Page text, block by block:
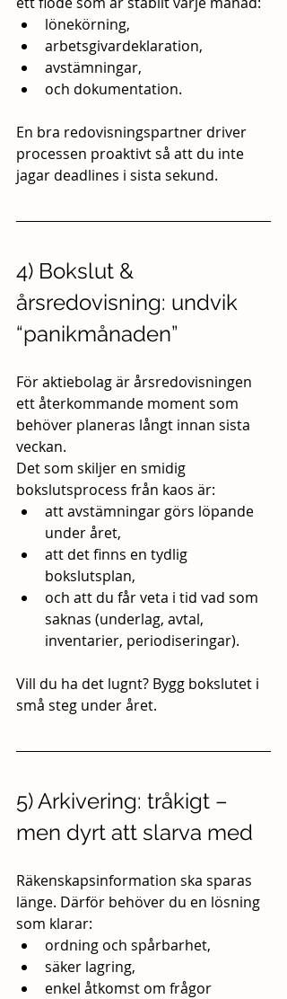
lönekörning,
arbetsgivardeklaration,
avstämningar,
och dokumentation.
En bra redovisningspartner driver
processen proaktivt så att du inte
jagar deadlines i sista sekund.
4) Bokslut &
årsredovisning: undvik
“panikmånaden”
För aktiebolag är årsredovisningen
ett återkommande moment som
behöver planeras långt innan sista
veckan.
Det som skiljer en smidig
bokslutsprocess från kaos är:
att avstämningar görs löpande
under året,
att det finns en tydlig
bokslutsplan,
och att du får veta i tid vad som
saknas (underlag, avtal,
inventarier, periodiseringar).
Vill du ha det lugnt? Bygg bokslutet i
små steg under året.
5) Arkivering: tråkigt –
men dyrt att slarva med
Räkenskapsinformation ska sparas
länge. Därför behöver du en lösning
som klarar:
ordning och spårbarhet,
säker lagring,
enkel åtkomst om frågor